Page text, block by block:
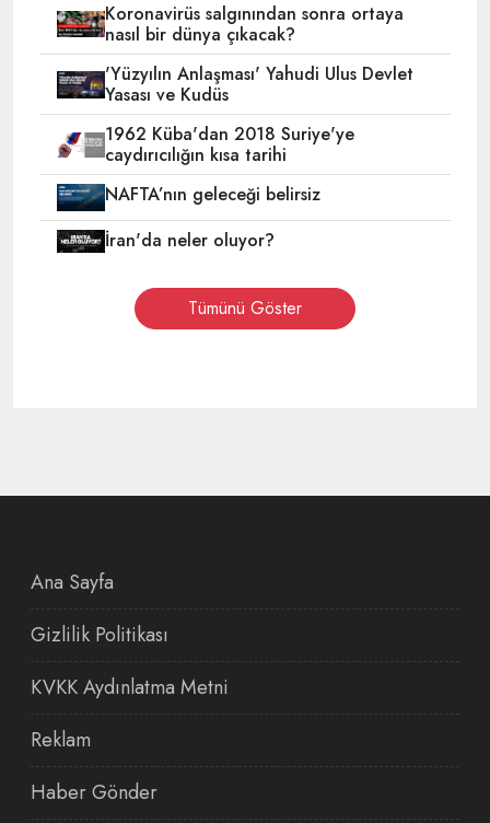
Koronavirüs salgınından sonra ortaya
nasıl bir dünya çıkacak?
'Yüzyılın Anlaşması' Yahudi Ulus Devlet
Yasası ve Kudüs
1962 Küba'dan 2018 Suriye'ye
caydırıcılığın kısa tarihi
NAFTA’nın geleceği belirsiz
İran'da neler oluyor?
Tümünü Göster
Ana Sayfa
Gizlilik Politikası
KVKK Aydınlatma Metni
Reklam
Haber Gönder